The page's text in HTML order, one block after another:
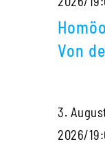
zur
Arznei
Von
3.
2026/